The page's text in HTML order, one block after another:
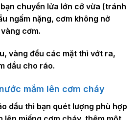
chuyển lửa lớn cỡ vừa (tránh
ngấm nặng, cơm không nở
cơm.
vàng đều các mặt thì vớt ra,
dầu cho ráo.
mắm lên cơm cháy
dầu thì bạn quét lượng phù hợp